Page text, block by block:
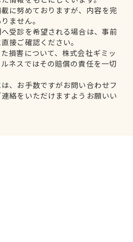
に努めておりますが、内容を完
ません。
受診を希望される場合は、事前
接ご確認ください。
損害について、株式会社ギミッ
ネスではその賠償の責任を一切
、お手数ですがお問い合わせフ
絡をいただけますようお願いい